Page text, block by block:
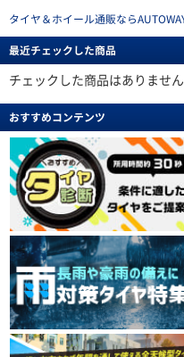
タイヤ＆ホイール通販なら
最近チェックした商品
チェックした商品はありません
おすすめコンテンツ